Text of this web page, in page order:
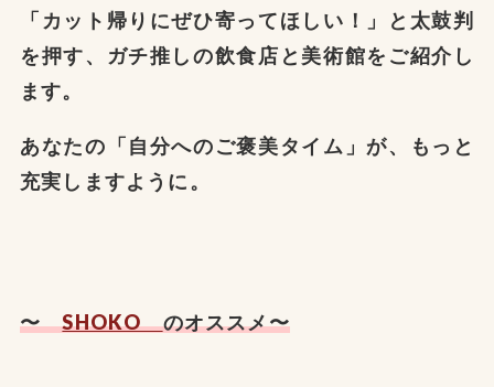
「カット帰りにぜひ寄ってほしい！」と太鼓判
を押す、ガチ推しの飲食店と美術館をご紹介し
ます。
あなたの「自分へのご褒美タイム」が、もっと
充実しますように。
〜 SHOKOのオススメ〜